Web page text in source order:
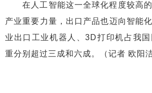
在人工智能这一全球化程度较高的
产业重要力量，出口产品也迈向智能
业出口工业机器人、3D打印机占我
重分别超过三成和六成。（记者 欧阳洁